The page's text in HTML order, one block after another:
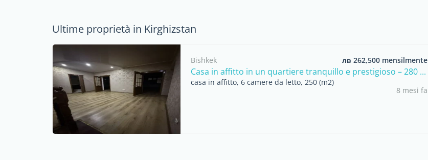
Ultime proprietà in Kirghizstan
Bishkek лв 262,500 mensilmente
Casa in affitto in un quartiere tranquillo e prestigioso – 280 ...
casa in affitto, 6 camere da letto, 250 (m2)
8 mesi fa